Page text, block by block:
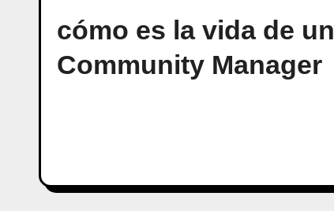
cómo es la vida de un
Community Manager